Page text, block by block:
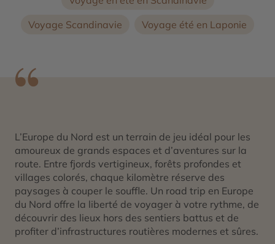
Voyage Scandinavie
Voyage été en Laponie
L’Europe du Nord est un terrain de jeu idéal pour les
amoureux de grands espaces et d’aventures sur la
route. Entre fjords vertigineux, forêts profondes et
villages colorés, chaque kilomètre réserve des
paysages à couper le souffle. Un road trip en Europe
du Nord offre la liberté de voyager à votre rythme, de
découvrir des lieux hors des sentiers battus et de
profiter d’infrastructures routières modernes et sûres.